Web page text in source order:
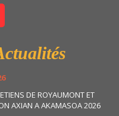
DE ROYAUMONT ET
AXIAN A AKAMASOA 2026